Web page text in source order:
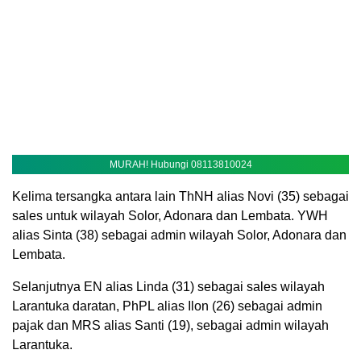
MURAH! Hubungi 08113810024
Kelima tersangka antara lain ThNH alias Novi (35) sebagai
sales untuk wilayah Solor, Adonara dan Lembata. YWH
alias Sinta (38) sebagai admin wilayah Solor, Adonara dan
Lembata.
Selanjutnya EN alias Linda (31) sebagai sales wilayah
Larantuka daratan, PhPL alias Ilon (26) sebagai admin
pajak dan MRS alias Santi (19), sebagai admin wilayah
Larantuka.